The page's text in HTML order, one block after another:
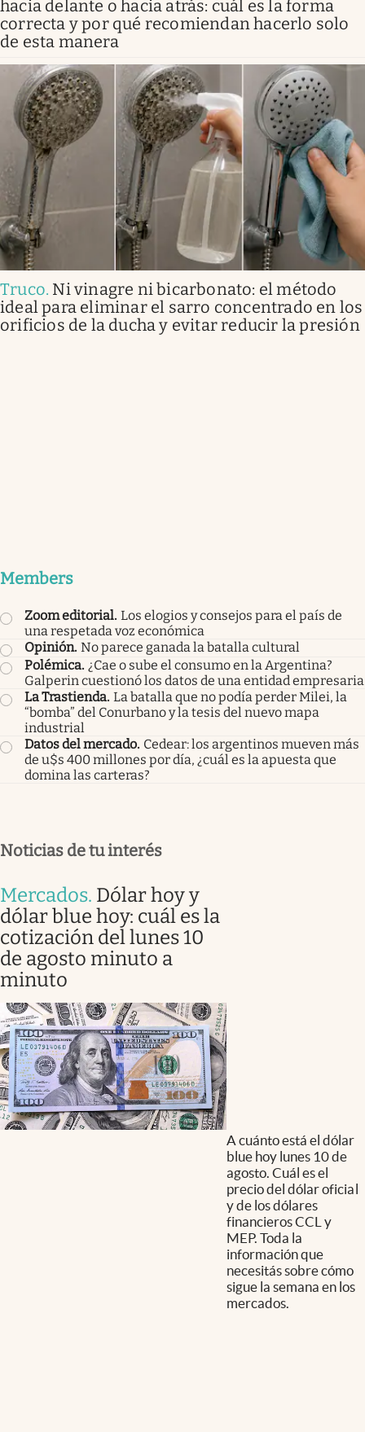
hacia delante o hacia atrás: cuál es la forma
correcta y por qué recomiendan hacerlo solo
de esta manera
Truco. Ni vinagre ni bicarbonato: el método
ideal para eliminar el sarro concentrado en los
orificios de la ducha y evitar reducir la presión
Members
Zoom editorial. Los elogios y consejos para el país de
una respetada voz económica
Opinión. No parece ganada la batalla cultural
Polémica. ¿Cae o sube el consumo en la Argentina?
Galperin cuestionó los datos de una entidad empresaria
La Trastienda. La batalla que no podía perder Milei, la
“bomba” del Conurbano y la tesis del nuevo mapa
industrial
Datos del mercado. Cedear: los argentinos mueven más
de u$s 400 millones por día, ¿cuál es la apuesta que
domina las carteras?
Noticias de tu interés
Mercados. Dólar hoy y
dólar blue hoy: cuál es la
cotización del lunes 10
de agosto minuto a
minuto
A cuánto está el dólar
blue hoy lunes 10 de
agosto. Cuál es el
precio del dólar oficial
y de los dólares
financieros CCL y
MEP. Toda la
información que
necesitás sobre cómo
sigue la semana en los
mercados.